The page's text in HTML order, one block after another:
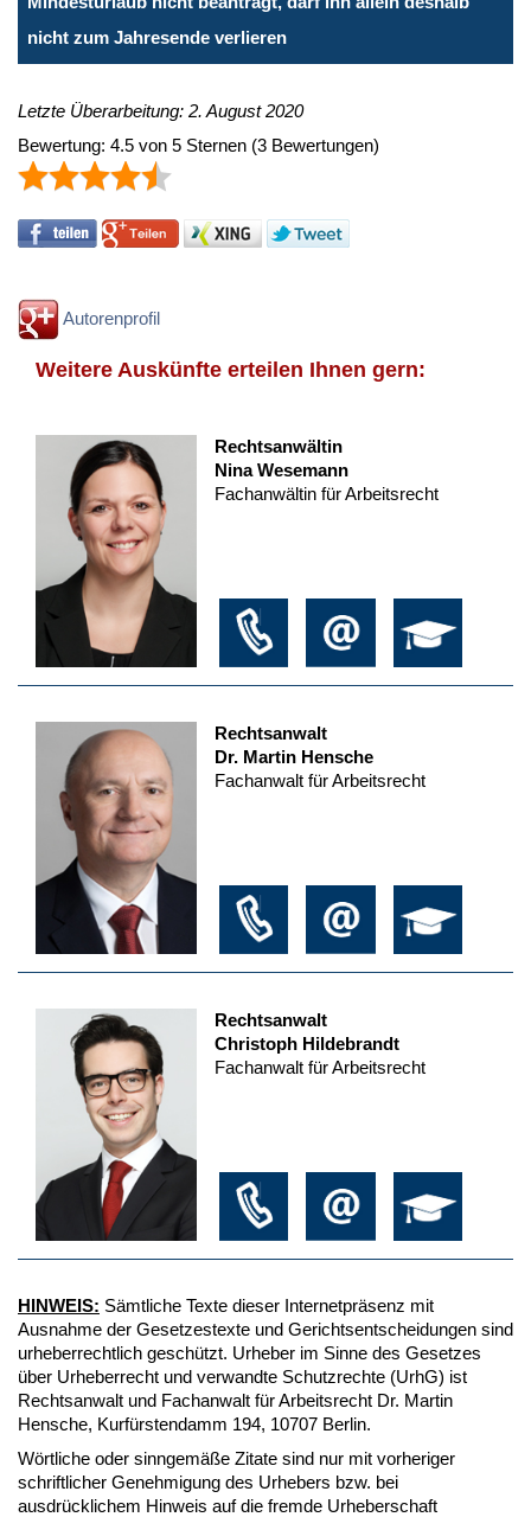
nicht zum Jahresende verlieren
Letzte Überarbeitung: 2. August 2020
Bewertung: 4.5 von 5 Sternen (3 Bewertungen)
Autorenprofil
Weitere Auskünfte erteilen Ihnen gern:
Rechtsanwältin
Nina Wesemann
Fachanwältin für Arbeitsrecht
Rechtsanwalt
Dr. Martin Hensche
Fachanwalt für Arbeitsrecht
Rechtsanwalt
Christoph Hildebrandt
Fachanwalt für Arbeitsrecht
HINWEIS: Sämtliche Texte dieser Internetpräsenz mit
Ausnahme der Gesetzestexte und Gerichtsentscheidungen sind
urheberrechtlich geschützt. Urheber im Sinne des Gesetzes
über Urheberrecht und verwandte Schutzrechte (UrhG) ist
Rechtsanwalt und Fachanwalt für Arbeitsrecht Dr. Martin
Hensche, Kurfürstendamm 194, 10707 Berlin.
Wörtliche oder sinngemäße Zitate sind nur mit vorheriger
schriftlicher Genehmigung des Urhebers bzw. bei
ausdrücklichem Hinweis auf die fremde Urheberschaft